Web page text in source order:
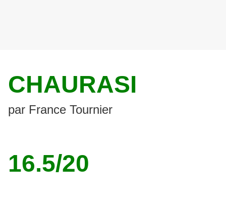
CHAURASI
par France Tournier
16.5/20